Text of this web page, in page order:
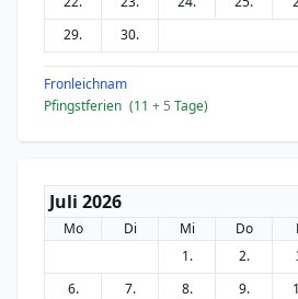
29.
30.
Fronleichnam
Pfingstferien (11 + 5 Tage)
Juli 2026
Mo Di Mi Do
1.
2.
6.
7. 8. 9.